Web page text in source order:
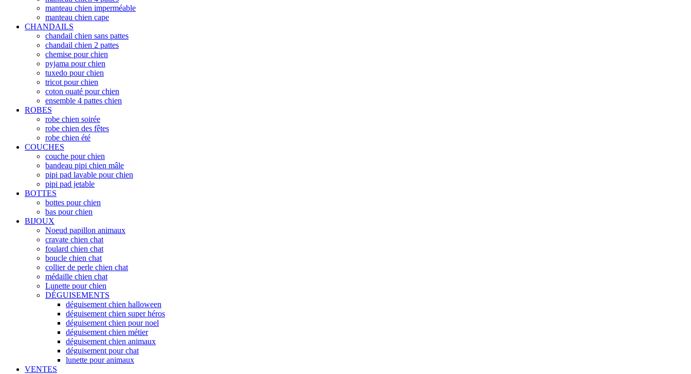
manteau chien imperméable
manteau chien cape
CHANDAILS
chandail chien sans pattes
chandail chien 2 pattes
chemise pour chien
pyjama pour chien
tuxedo pour chien
tricot pour chien
coton ouaté pour chien
ensemble 4 pattes chien
ROBES
robe chien soirée
robe chien des fêtes
robe chien été
COUCHES
couche pour chien
bandeau pipi chien mâle
pipi pad lavable pour chien
pipi pad jetable
BOTTES
bottes pour chien
bas pour chien
BIJOUX
Noeud papillon animaux
cravate chien chat
foulard chien chat
boucle chien chat
collier de perle chien chat
médaille chien chat
Lunette pour chien
DÉGUISEMENTS
déguisement chien halloween
déguisement chien super héros
déguisement chien pour noel
déguisement chien métier
déguisement chien animaux
déguisement pour chat
lunette pour animaux
VENTES